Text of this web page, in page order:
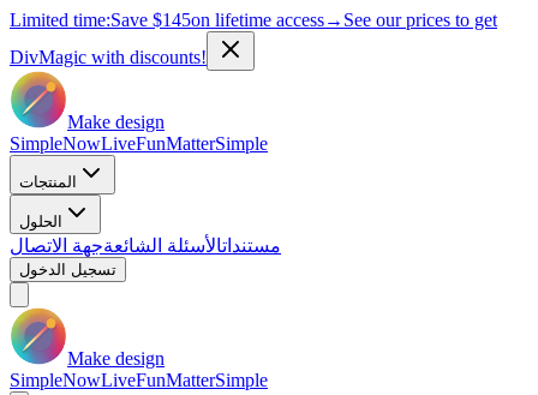
Limited time:Save $145on lifetime access→ See our prices to get
DivMagic with discounts!
Make design
SimpleNowLiveFunMatterSimple
المنتجات
الحلول
مستنداتالأسئلة الشائعةجهة الاتصال
تسجيل الدخول
Make design
SimpleNowLiveFunMatterSimple